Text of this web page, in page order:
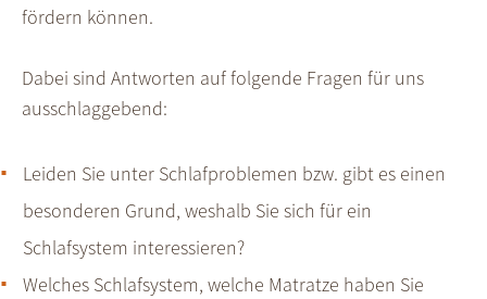
fördern können.
Dabei sind Antworten auf folgende Fragen für uns
ausschlaggebend:
Leiden Sie unter Schlafproblemen bzw. gibt es einen
besonderen Grund, weshalb Sie sich für ein
Schlafsystem interessieren?
Welches Schlafsystem, welche Matratze haben Sie